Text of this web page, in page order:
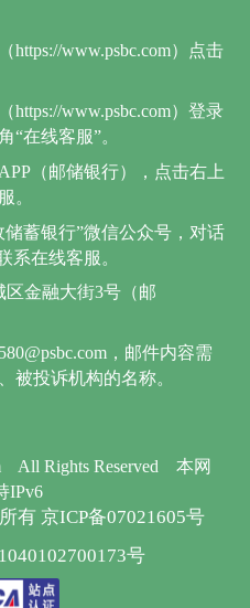
All Rights Reserved
本网
IPv6
有 京ICP备07021605号
号
www.psbc.com）点击
https://www.psbc.com）登录
“在线客服”。
（邮储银行），点击右上
。
蓄银行”微信公众号，对话
系在线客服。
金融大街3号（邮
，邮件内容需
被投诉机构的名称。